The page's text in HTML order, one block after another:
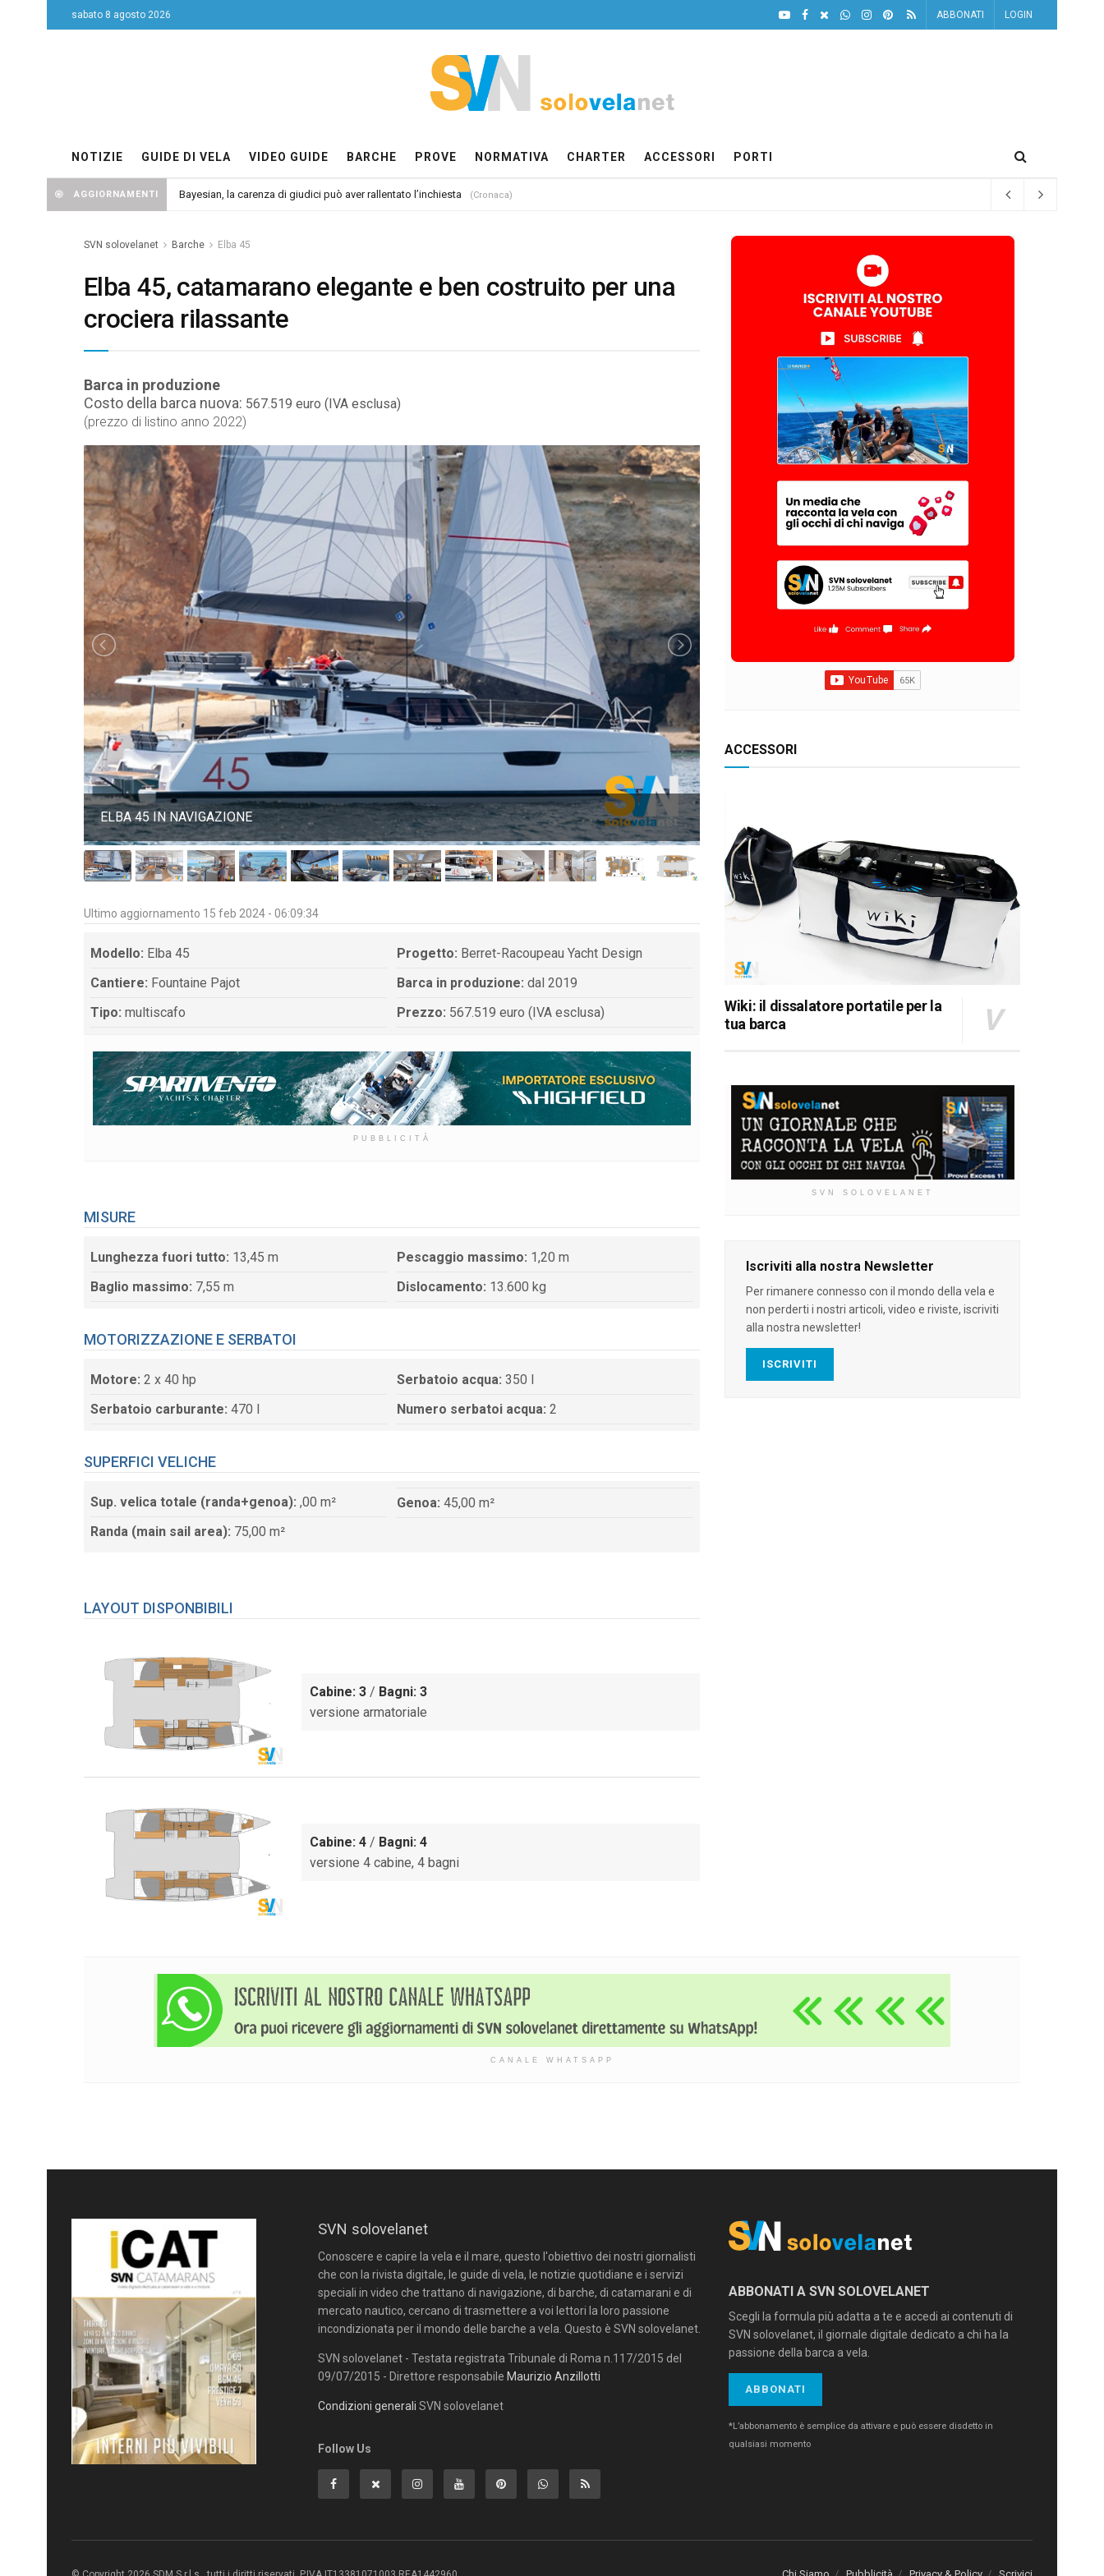
sabato 8 agosto 2026 ABBONATI LOGIN
NOTIZIE GUIDE DI VELA VIDEO GUIDE BARCHE PROVE NORMATIVA CHARTER ACCESSORI PORTI
AGGIORNAMENTI Bayesian, la carenza di giudici può aver rallentato l’inchiesta (Cronaca)
SVN solovelanet Barche Elba 45
Elba 45, catamarano elegante e ben costruito per una
crociera rilassante
Barca in produzione
Costo della barca nuova: 567.519 euro (IVA esclusa)
(prezzo di listino anno 2022)
ELBA 45 IN NAVIGAZIONE
Ultimo aggiornamento 15 feb 2024 - 06:09:34
Modello: Elba 45
Cantiere: Fountaine Pajot
Tipo: multiscafo
Progetto: Berret-Racoupeau Yacht Design
Barca in produzione: dal 2019
Prezzo: 567.519 euro (IVA esclusa)
PUBBLICITÀ
MISURE
Lunghezza fuori tutto: 13,45 m
Baglio massimo: 7,55 m
Pescaggio massimo: 1,20 m
Dislocamento: 13.600 kg
MOTORIZZAZIONE E SERBATOI
Motore: 2 x 40 hp
Serbatoio carburante: 470 l
Serbatoio acqua: 350 l
Numero serbatoi acqua: 2
SUPERFICI VELICHE
Sup. velica totale (randa+genoa): ,00 m²
Randa (main sail area): 75,00 m²
Genoa: 45,00 m²
LAYOUT DISPONBIBILI
Cabine: 3 / Bagni: 3
versione armatoriale
Cabine: 4 / Bagni: 4
versione 4 cabine, 4 bagni
ACCESSORI
Wiki: il dissalatore portatile per la
tua barca
SVN SOLOVELANET
Iscriviti alla nostra Newsletter
Per rimanere connesso con il mondo della vela e
non perderti i nostri articoli, video e riviste, iscriviti
alla nostra newsletter!
ISCRIVITI
CANALE WHATSAPP
SVN solovelanet
Conoscere e capire la vela e il mare, questo l'obiettivo dei nostri giornalisti
che con la rivista digitale, le guide di vela, le notizie quotidiane e i servizi
speciali in video che trattano di navigazione, di barche, di catamarani e di
mercato nautico, cercano di trasmettere a voi lettori la loro passione
incondizionata per il mondo delle barche a vela. Questo è SVN solovelanet.
SVN solovelanet - Testata registrata Tribunale di Roma n.117/2015 del
09/07/2015 - Direttore responsabile Maurizio Anzillotti
Condizioni generali SVN solovelanet
Follow Us
ABBONATI A SVN SOLOVELANET
Scegli la formula più adatta a te e accedi ai contenuti di
SVN solovelanet, il giornale digitale dedicato a chi ha la
passione della barca a vela.
ABBONATI
*L’abbonamento è semplice da attivare e può essere disdetto in
qualsiasi momento